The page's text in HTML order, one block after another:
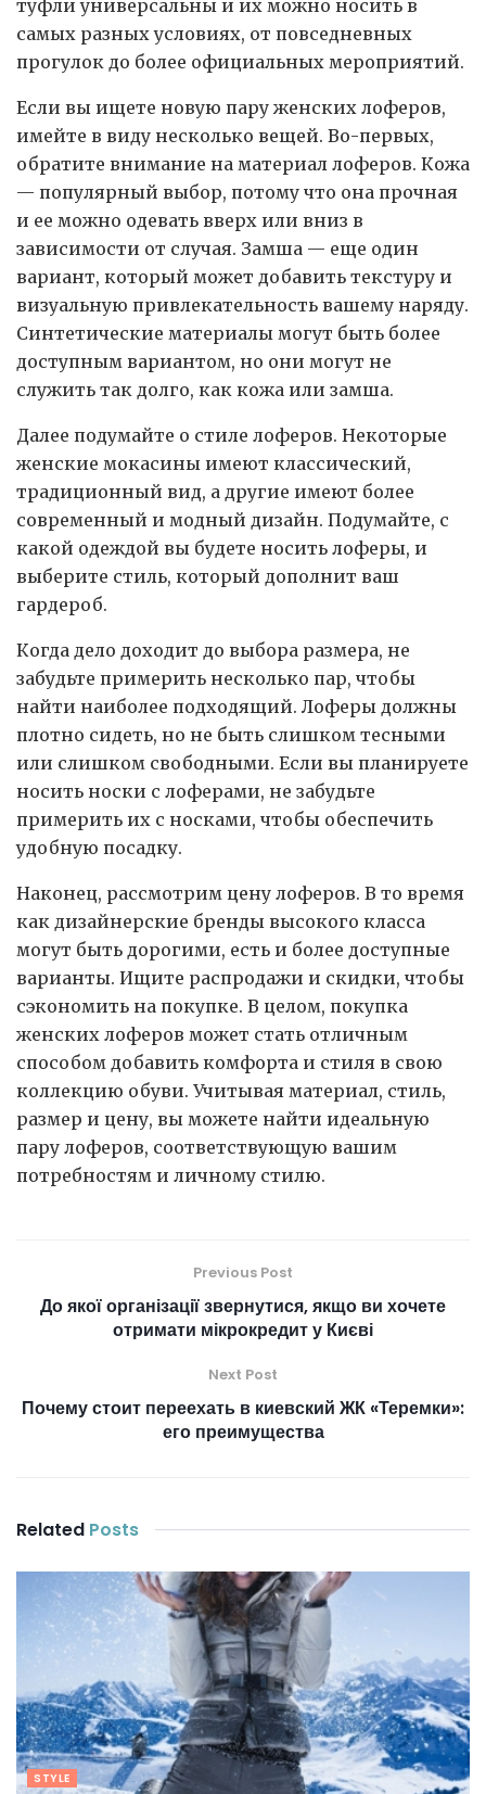
туфли универсальны и их можно носить в
самых разных условиях, от повседневных
прогулок до более официальных мероприятий.
Если вы ищете новую пару женских лоферов,
имейте в виду несколько вещей. Во-первых,
обратите внимание на материал лоферов. Кожа
— популярный выбор, потому что она прочная
и ее можно одевать вверх или вниз в
зависимости от случая. Замша — еще один
вариант, который может добавить текстуру и
визуальную привлекательность вашему наряду.
Синтетические материалы могут быть более
доступным вариантом, но они могут не
служить так долго, как кожа или замша.
Далее подумайте о стиле лоферов. Некоторые
женские мокасины имеют классический,
традиционный вид, а другие имеют более
современный и модный дизайн. Подумайте, с
какой одеждой вы будете носить лоферы, и
выберите стиль, который дополнит ваш
гардероб.
Когда дело доходит до выбора размера, не
забудьте примерить несколько пар, чтобы
найти наиболее подходящий. Лоферы должны
плотно сидеть, но не быть слишком тесными
или слишком свободными. Если вы планируете
носить носки с лоферами, не забудьте
примерить их с носками, чтобы обеспечить
удобную посадку.
Наконец, рассмотрим цену лоферов. В то время
как дизайнерские бренды высокого класса
могут быть дорогими, есть и более доступные
варианты. Ищите распродажи и скидки, чтобы
сэкономить на покупке. В целом, покупка
женских лоферов может стать отличным
способом добавить комфорта и стиля в свою
коллекцию обуви. Учитывая материал, стиль,
размер и цену, вы можете найти идеальную
пару лоферов, соответствующую вашим
потребностям и личному стилю.
Previous Post
До якої організації звернутися, якщо ви хочете
отримати мікрокредит у Києві
Next Post
Почему стоит переехать в киевский ЖК «Теремки»:
его преимущества
Related Posts
STYLE